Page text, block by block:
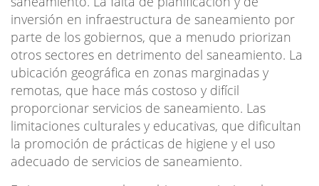
inversión en infraestructura de saneamiento por
parte de los gobiernos, que a menudo priorizan
otros sectores en detrimento del saneamiento. La
ubicación geográfica en zonas marginadas y
remotas, que hace más costoso y difícil
proporcionar servicios de saneamiento. Las
limitaciones culturales y educativas, que dificultan
la promoción de prácticas de higiene y el uso
adecuado de servicios de saneamiento.